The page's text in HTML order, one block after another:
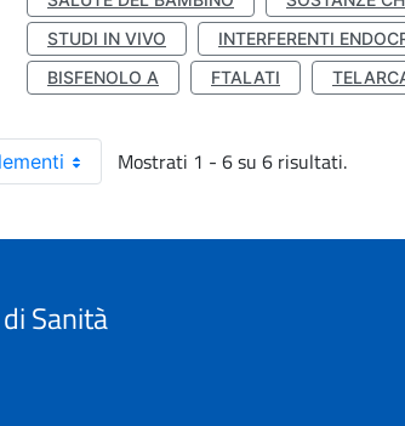
STUDI IN VIVO
INTERFERENTI
BISFENOLO A
FTALATI
Mostrati 1 - 6 su 6 risultati.
Sanità